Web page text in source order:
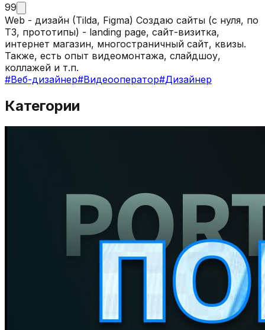
99
Web - дизайн (Tilda, Figma) Создаю сайты (с нуля, по
ТЗ, прототипы) - landing page, сайт-визитка,
интернет магазин, многостраничный сайт, квизы.
Также, есть опыт видеомонтажа, слайдшоу,
коллажей и т.п.
#Веб-дизайнер#Видеооператор#Дизайнер
Категории